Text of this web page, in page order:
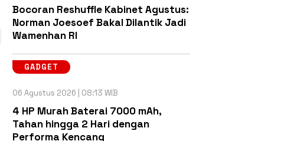
Bocoran Reshuffle Kabinet Agustus:
Norman Joesoef Bakal Dilantik Jadi
Wamenhan RI
GADGET
06 Agustus 2026 | 08:13 WIB
4 HP Murah Baterai 7000 mAh,
Tahan hingga 2 Hari dengan
Performa Kencang